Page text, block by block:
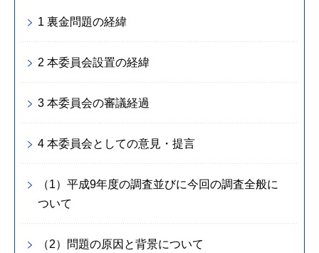
1 裏金問題の経緯
2 本委員会設置の経緯
3 本委員会の審議経過
4 本委員会としての意見・提言
（1）平成9年度の調査並びに今回の調査全般に
ついて
（2）問題の原因と背景について